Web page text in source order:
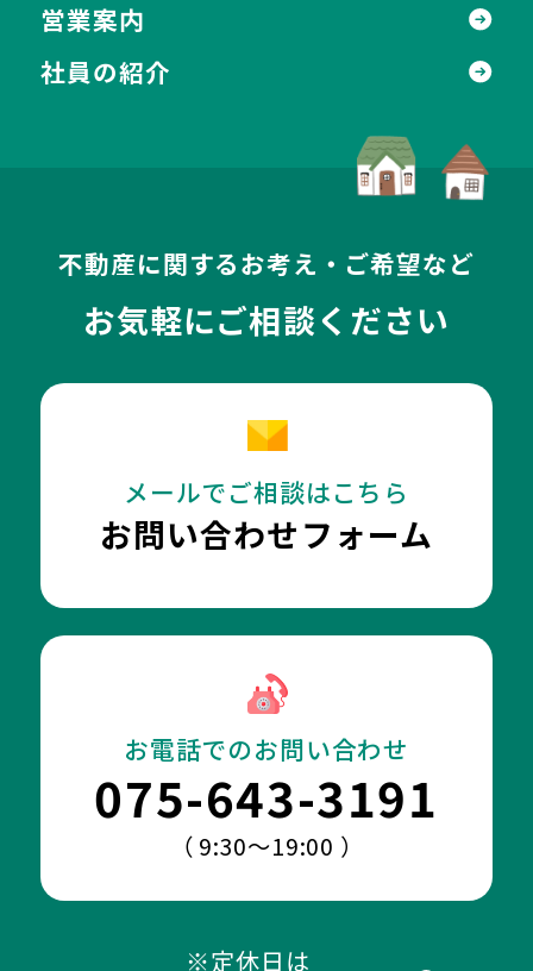
営業案内
社員の紹介
不動産に関するお考え・ご希望など
お気軽にご相談ください
メールでご相談はこちら
お問い合わせフォーム
お電話でのお問い合わせ
075-643-3191
（ 9:30～19:00 ）
※定休日は